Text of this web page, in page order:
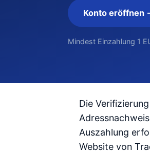
Konto eröffnen
Mindest Einzahlung 1
Die
Auszahlung
Website von